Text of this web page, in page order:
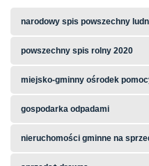
narodowy spis powszechny
powszechny spis rolny 2020
miejsko-gminny ośrodek
gospodarka odpadami
nieruchomości gminne na